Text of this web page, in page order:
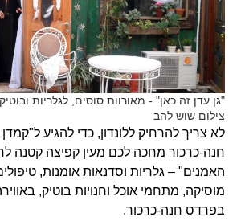
"גן עדן זה כאן" - מאורוות סוסים, לגלריות
צילום שוש להב
לא צריך להרחיק ללונדון, כדי להגיע ל"קמדן
חנה-כרכור מחכה לכם מעין קפיצה קטנה
האמנים" – גלריות וסדנאות אומנות, טיפולים
מוסיקה, מתחמי אוכל וחנויות בוטיק, באווירה
בפרדס חנה-כרכור.